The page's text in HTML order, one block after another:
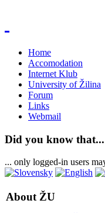
Home
Accomodation
Internet Klub
University of Žilina
Forum
Links
Webmail
Did you know that...
... only logged-in users
About ŽU